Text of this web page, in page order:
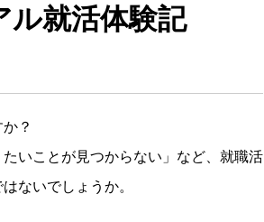
ル就活体験記
？
いことが見つからない」など、就職活
ないでしょうか。